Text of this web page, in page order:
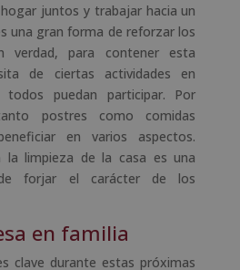
juntos y trabajar hacia un
una gran forma de reforzar los
verdad, para contener esta
de ciertas actividades en
puedan participar. Por
postres como comidas
en varios aspectos.
la limpieza de la casa es una
forjar el carácter de los
en familia
clave durante estas próximas